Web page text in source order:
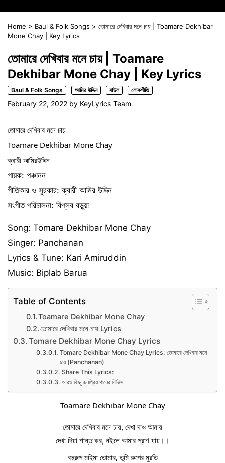
Home > Baul & Folk Songs > তোমারে দেখিবার মনে চায় | Toamare Dekhibar
Mone Chay | Key Lyrics
তোমারে দেখিবার মনে চায় | Toamare
Dekhibar Mone Chay | Key Lyrics
Baul & Folk Songs আমির উদ্দিন বাউল লোকগীতি
February 22, 2022 by KeyLyrics Team
তোমারে দেখিবার মনে চায়
Toamare Dekhibar Mone Chay
ক্বারী আমিরউদ্দিন
গায়ক: পঞ্চানন
গীতিকার ও সুরকার: ক্বারী আমির উদ্দিন
সংগীত পরিচালনা: বিপ্লব বড়ুয়া
Song: Tomare Dekhibar Mone Chay
Singer: Panchanan
Lyrics & Tune: Kari Amiruddin
Music: Biplab Barua
Table of Contents
Toamare Dekhibar Mone Chay
তোমারে দেখিবার মনে চায় Lyrics
Tomare Dekhibar Mone Chay Lyrics
Tomare Dekhibar Mone Chay Lyrics: তোমারে দেখিবার মনে
চায় (Panchanan)
Share This Lyrics:
আরও কিছু জনপ্রিয় গানের লিরিক্স
Toamare Dekhibar Mone Chay
তোমারে দেখিবার মনে চায়, দেখা দাও আমায়
দেখা দিয়া শান্ত কর, নইলে আমার প্রাণ যায়।।
বহুরুপ মহিমা তোমার, তুমি রুপের মুরতি